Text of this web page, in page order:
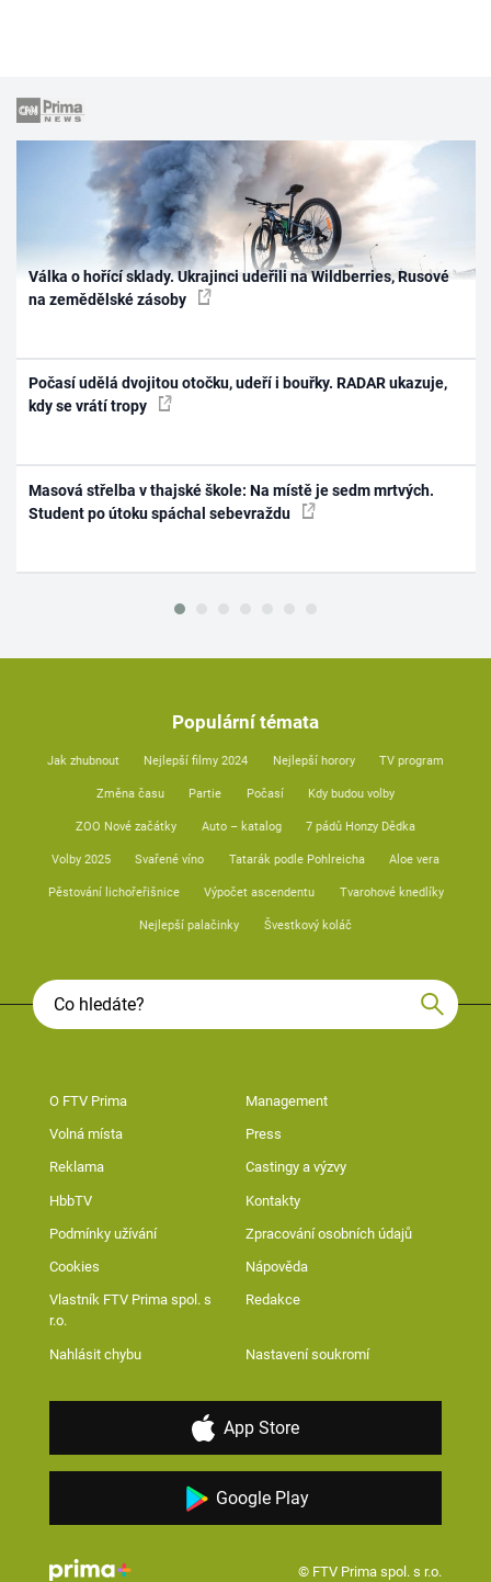
Válka o hořící sklady. Ukrajinci udeřili na Wildberries, Rusové
na zemědělské zásoby
Počasí udělá dvojitou otočku, udeří i bouřky. RADAR ukazuje,
kdy se vrátí tropy
Masová střelba v thajské škole: Na místě je sedm mrtvých.
Student po útoku spáchal sebevraždu
Populární témata
Jak zhubnout Nejlepší filmy 2024 Nejlepší horory TV program
Změna času Partie Počasí Kdy budou volby
ZOO Nové začátky Auto – katalog 7 pádů Honzy Dědka
Volby 2025 Svařené víno Tatarák podle Pohlreicha Aloe vera
Pěstování lichořeřišnice Výpočet ascendentu Tvarohové knedlíky
Nejlepší palačinky Švestkový koláč
O FTV Prima Management
Volná místa Press
Reklama Castingy a výzvy
HbbTV Kontakty
Podmínky užívání Zpracování osobních údajů
Cookies Nápověda
Vlastník FTV Prima spol. s
r.o.
Redakce
Nahlásit chybu Nastavení soukromí
App Store
Google Play
© FTV Prima spol. s r.o.